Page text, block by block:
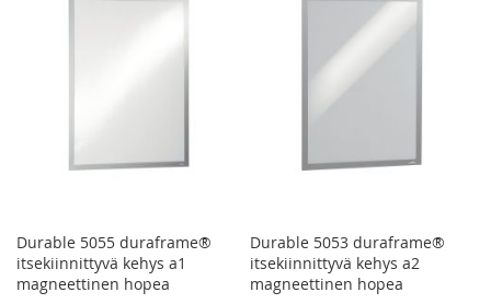
Durable 5055 duraframe®
itsekiinnittyvä kehys a1
magneettinen hopea
Durable 5053 duraframe®
itsekiinnittyvä kehys a2
magneettinen hopea